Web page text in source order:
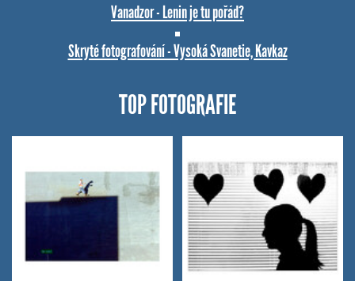
Vanadzor - Lenin je tu pořád?
Skryté fotografování - Vysoká Svanetie, Kavkaz
TOP FOTOGRAFIE